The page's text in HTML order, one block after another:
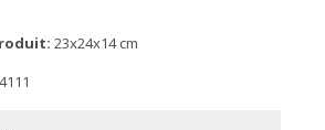
23x24x14 cm